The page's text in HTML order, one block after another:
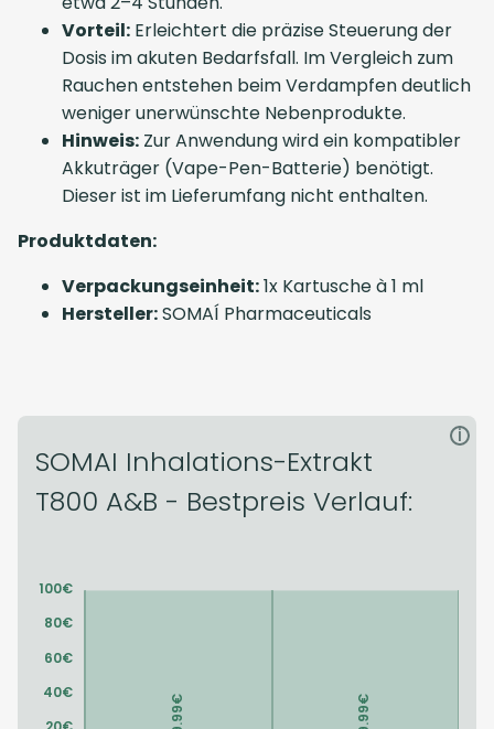
Vorteil: Erleichtert die präzise Steuerung der
Dosis im akuten Bedarfsfall. Im Vergleich zum
Rauchen entstehen beim Verdampfen deutlich
weniger unerwünschte Nebenprodukte.
Hinweis: Zur Anwendung wird ein kompatibler
Akkuträger (Vape-Pen-Batterie) benötigt.
Dieser ist im Lieferumfang nicht enthalten.
Produktdaten:
Verpackungseinheit:1x Kartusche à 1 ml
Hersteller:SOMAÍ Pharmaceuticals
SOMAI Inhalations-Extrakt
T800 A&B - Bestpreis Verlauf:
i